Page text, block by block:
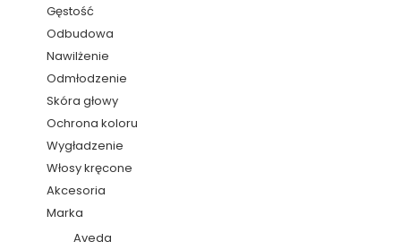
Gęstość
Odbudowa
Nawilżenie
Odmłodzenie
Skóra głowy
Ochrona koloru
Wygładzenie
Włosy kręcone
Akcesoria
Marka
Aveda